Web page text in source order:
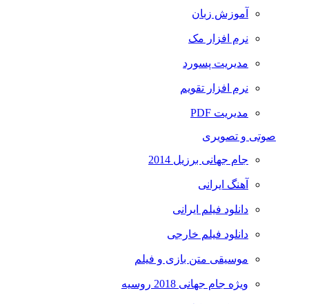
آموزش زبان
نرم افزار مک
مدیریت پسورد
نرم افزار تقویم
مدیریت PDF
صوتی و تصویری
جام جهانی برزیل 2014
آهنگ ایرانی
دانلود فیلم ایرانی
دانلود فیلم خارجی
موسیقی متن بازی و فیلم
ویژه جام جهانی 2018 روسیه